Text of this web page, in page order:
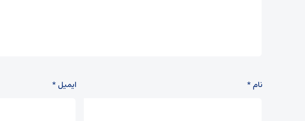
نام* ایمیل*